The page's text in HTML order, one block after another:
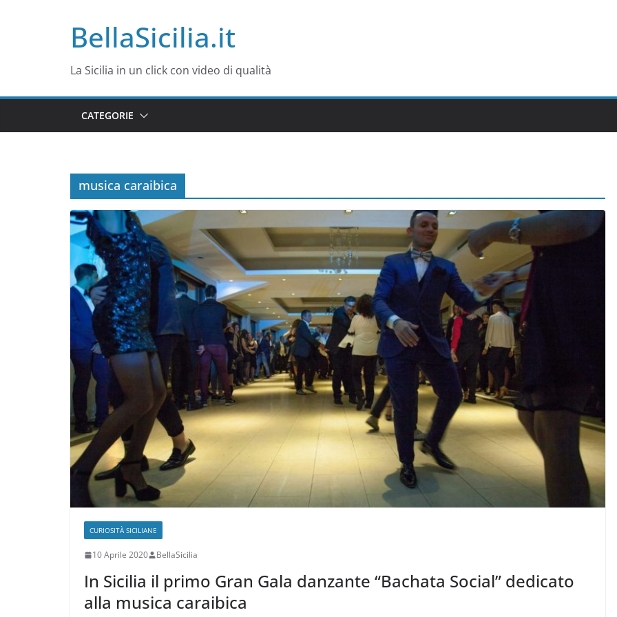
BellaSicilia.it
La Sicilia in un click con video di qualità
CATEGORIE
musica caraibica
CURIOSITÀ SICILIANE
10 Aprile 2020 BellaSicilia
In Sicilia il primo Gran Gala danzante “Bachata Social” dedicato
alla musica caraibica